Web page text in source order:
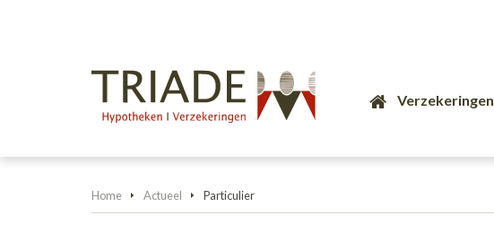
Verzekeringen
Home Actueel Particulier